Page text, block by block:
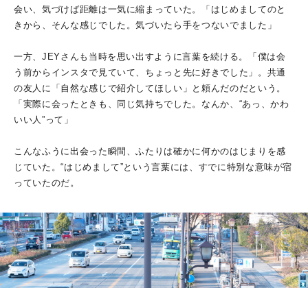
会い、気づけば距離は一気に縮まっていた。「はじめましてのと
きから、そんな感じでした。気づいたら手をつないでました」
一方、JEYさんも当時を思い出すように言葉を続ける。「僕は会
う前からインスタで見ていて、ちょっと先に好きでした」。共通
の友人に「自然な感じで紹介してほしい」と頼んだのだという。
「実際に会ったときも、同じ気持ちでした。なんか、“あっ、かわ
いい人”って」
こんなふうに出会った瞬間、ふたりは確かに何かのはじまりを感
じていた。“はじめまして”という言葉には、すでに特別な意味が宿
っていたのだ。